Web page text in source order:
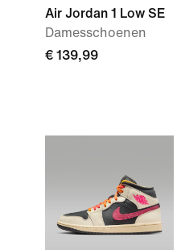
Air Jordan 1 Low SE
Damesschoenen
€ 139,99